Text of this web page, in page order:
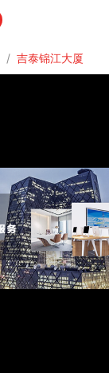
/ 吉泰锦江大厦